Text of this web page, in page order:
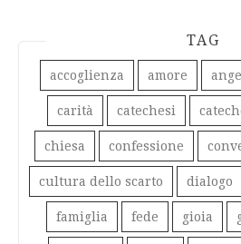
TAG
accoglienza amore
carità catechesi
chiesa confessione
cultura dello scarto dialogo
famiglia fede gioia